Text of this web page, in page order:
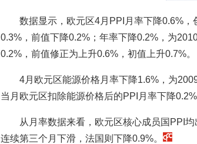
数据显示，欧元区4月PPI月率下降0.6%
0.3%，前值下降0.2%；年率下降0.2%，为
0.2%，前值修正为上升0.6%，初值上升0.7%。
4月欧元区能源价格月率下降1.6%，为
当月欧元区扣除能源价格后的PPI月率下降0.2%
从月率数据来看，欧元区核心成员国PPI
连续第三个月下滑，法国则下降0.9%。